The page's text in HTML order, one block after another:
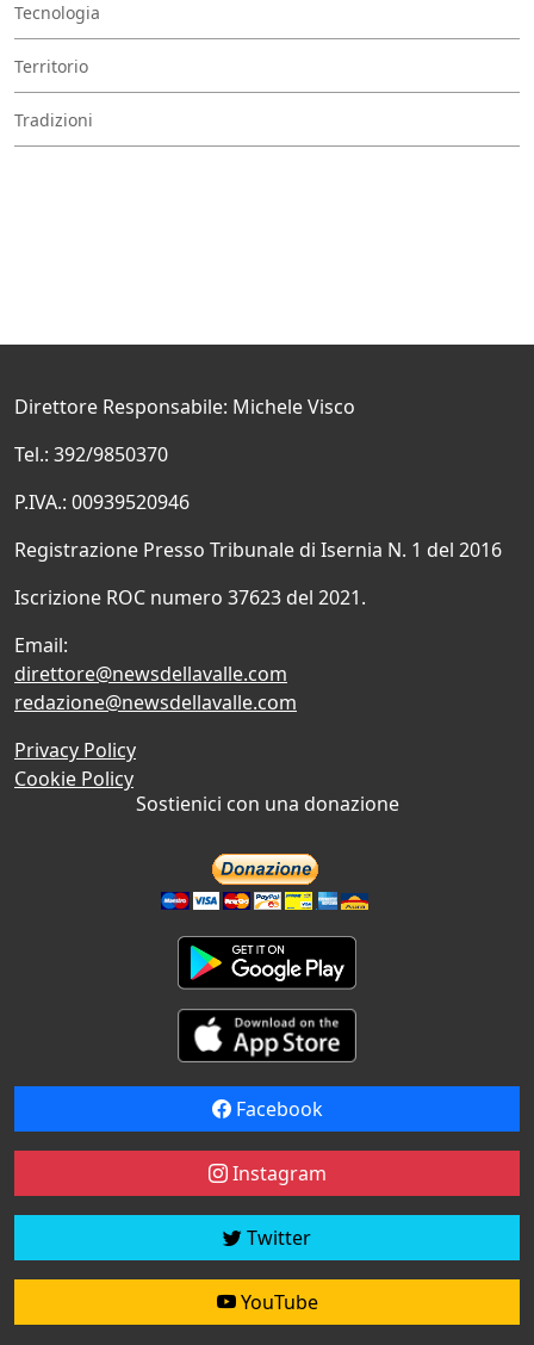
Tecnologia
Territorio
Tradizioni
Direttore Responsabile: Michele Visco
Tel.: 392/9850370
P.IVA.: 00939520946
Registrazione Presso Tribunale di Isernia N. 1 del 2016
Iscrizione ROC numero 37623 del 2021.
Email:
direttore@newsdellavalle.com
redazione@newsdellavalle.com
Privacy Policy
Cookie Policy
Sostienici con una donazione
Facebook
Instagram
Twitter
YouTube